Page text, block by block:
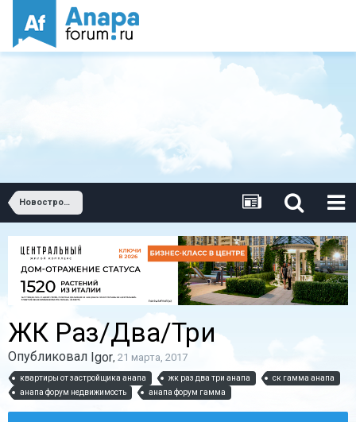
Новостройки Анапы
ЖК Раз/Два/Три
Опубликовал Igor, 21 марта, 2017
квартиры от застройщика анапа жк раз два три анапа
ск гамма анапа
анапа форум недвижимость
анапа форум гамма